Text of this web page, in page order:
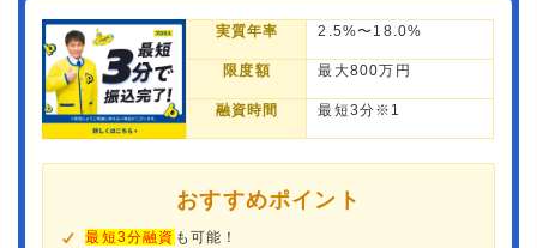
実質年率 2.5%〜18.0%
限度額 最大800万円
融資時間 最短3分※1
おすすめポイント
最短3分融資 も可能！